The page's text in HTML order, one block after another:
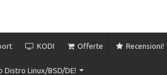
KODI Offerte Recensioni!
Distro Linux/BSD/DE!